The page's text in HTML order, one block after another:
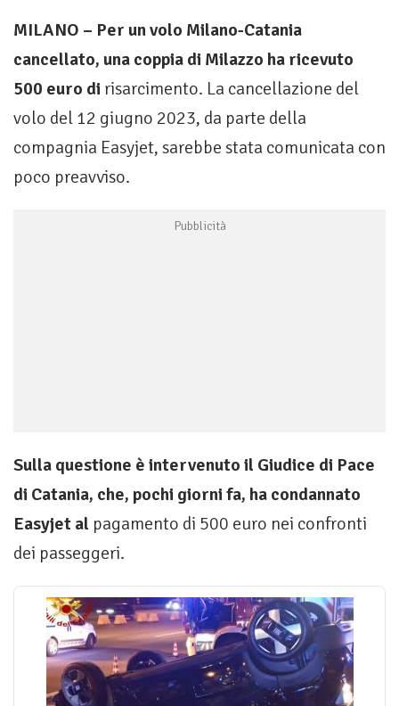
MILANO – Per un volo Milano-Catania
cancellato, una coppia di Milazzo ha ricevuto
500 euro di risarcimento. La cancellazione del
volo del 12 giugno 2023, da parte della
compagnia Easyjet, sarebbe stata comunicata con
poco preavviso.
Sulla questione è intervenuto il Giudice di Pace
di Catania, che, pochi giorni fa, ha condannato
Easyjet al pagamento di 500 euro nei confronti
dei passeggeri.